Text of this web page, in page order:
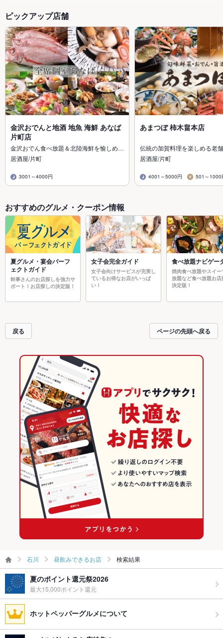
ピックアップ店舗
金沢おでんと地酒 地魚 海鮮 あなば
片町店
金沢おでん食べ放題＆北陸海鮮を愉しめ…
居酒屋/片町
3001～4000円
あまつぼ 柿木畠本店
伝統の加賀料理を楽しめる老
居酒屋/片町
4001～5000円 501～1000
おすすめのグルメ・クーポン情報
夏グルメ・宴会パーフ
ェクトガイド
幹事さんのお店探しを強力サ
ポート！お店探しの決定版！
女子会完全ガイド
女子会向けサービスが充実し
ているお得なお店がいっぱ
い！
食べ放題ナビゲー
焼肉食べ放題やスイー
放題など食べ放題お店
決定版！
戻る ページの先頭へ戻る
石川 昼飲みできるお店 検索結果
夏のポイント還元祭2026
最大15,000ポイント還元
ホットペッパーグルメについて